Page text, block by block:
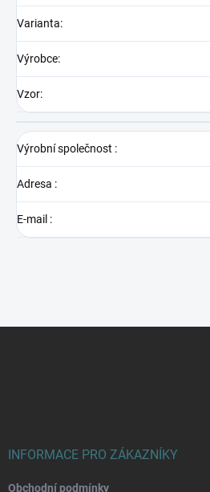
Varianta:
Výrobce:
Vzor:
Výrobní společnost :
Adresa :
E-mail :
INFORMACE PRO ZÁKAZNÍKY
Obchodní podmínky